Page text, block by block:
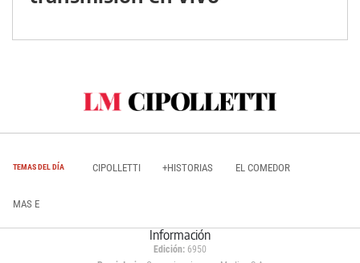
TEMAS DEL DÍA CIPOLLETTI +HISTORIAS EL COMEDOR
MAS E
Información
Edición: 6950